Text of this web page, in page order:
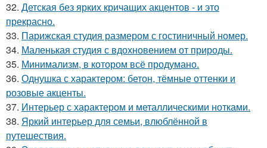
32. Детская без ярких кричащих акцентов - и это
прекрасно.
33. Парижская студия размером с гостиничный номер.
34. Маленькая студия с вдохновением от природы.
35. Минимализм, в котором всё продумано.
36. Однушка с характером: бетон, тёмные оттенки и
розовые акценты.
37. Интерьер с характером и металлическими нотками.
38. Яркий интерьер для семьи, влюблённой в
путешествия.